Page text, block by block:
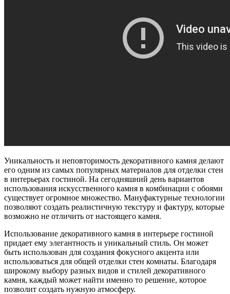
Уникальность и неповторимость декоративного камня делают
его одним из самых популярных материалов для отделки стен
в интерьерах гостиной. На сегодняшний день вариантов
использования искусственного камня в комбинации с обоями
существует огромное множество. Мануфактурные технологии
позволяют создать реалистичную текстуру и фактуру, которые
возможно не отличить от настоящего камня.
Использование декоративного камня в интерьере гостиной
придает ему элегантность и уникальный стиль. Он может
быть использован для создания фокусного акцента или
использоваться для общей отделки стен комнаты. Благодаря
широкому выбору разных видов и стилей декоративного
камня, каждый может найти именно то решение, которое
позволит создать нужную атмосферу.